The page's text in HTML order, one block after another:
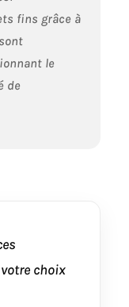
fins grâce à
le
de
choix